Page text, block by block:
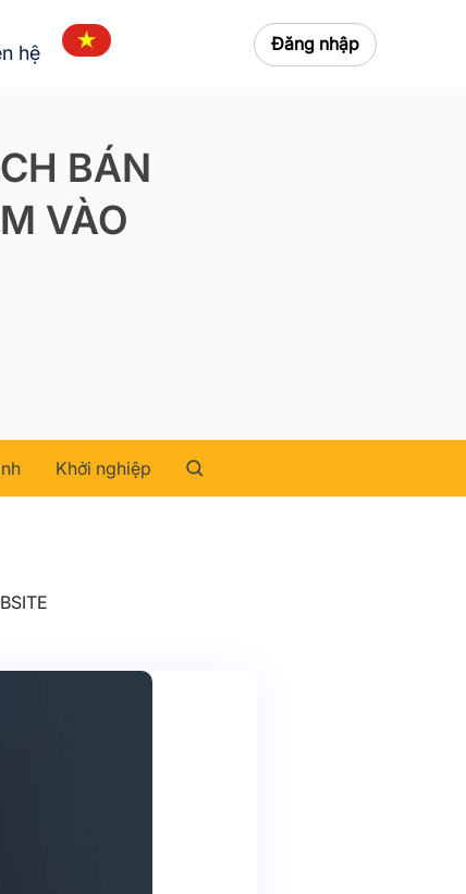
hệ Đăng nhập
BÁN
VÀO
Khởi nghiệp